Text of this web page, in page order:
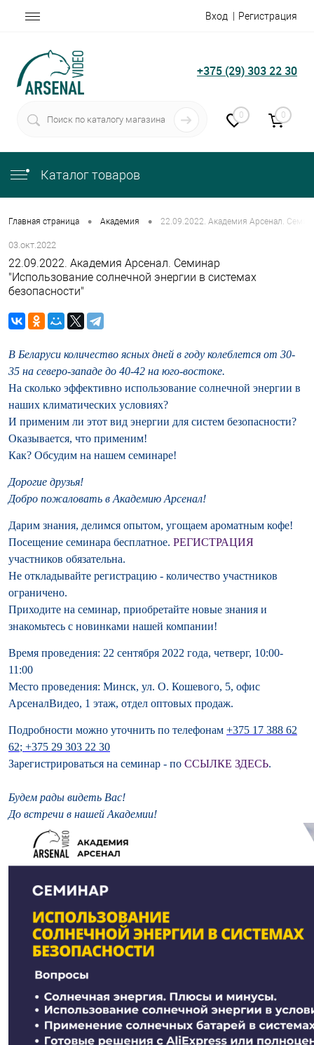
Вход Регистрация
+375 (29) 303 22 30
0 0
Каталог товаров
Главная страница • Академия • 22.09.2022. Академия Арсенал.
03.окт.2022
22.09.2022. Академия Арсенал. Семинар
"Использование солнечной энергии в системах
безопасности"
В Беларуси количество ясных дней в году колеблется от 30-
35 на северо-западе до 40-42 на юго-востоке.
На сколько эффективно использование солнечной энергии в
наших климатических условиях?
И применим ли этот вид энергии для систем безопасности?
Оказывается, что применим!
Как? Обсудим на нашем семинаре!
Дорогие друзья!
Добро пожаловать в Академию Арсенал!
Дарим знания, делимся опытом, угощаем ароматным кофе!
Посещение семинара бесплатное. РЕГИСТРАЦИЯ
участников обязательна.
Не откладывайте регистрацию - количество участников
ограничено.
Приходите на семинар, приобретайте новые знания и
знакомьтесь с новинками нашей компании!
Время проведения: 22 сентября 2022 года, четверг, 10:00-
11:00
Место проведения: Минск, ул. О. Кошевого, 5, офис
АрсеналВидео, 1 этаж, отдел оптовых продаж.
Подробности можно уточнить по телефонам +375 17 388 62
62; +375 29 303 22 30
Зарегистрироваться на семинар - по ССЫЛКЕ ЗДЕСЬ.
Будем рады видеть Вас!
До встречи в нашей Академии!